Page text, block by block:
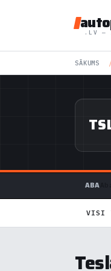
.LV —
SĀKUMS
ABA
VISI